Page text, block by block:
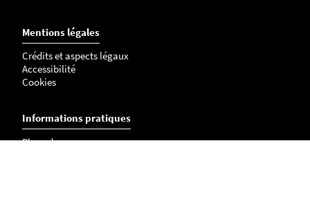
Mentions légales
Crédits et aspects légaux
Accessibilité
Cookies
Informations pratiques
Plans des campus